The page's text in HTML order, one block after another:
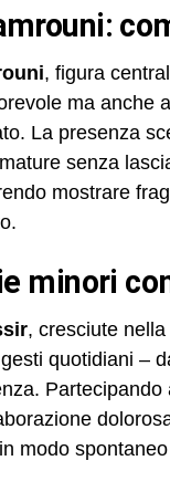
, figura
ma anche
La presenza
senza
mostrare
minori
, cresciute
quotidiani –
modo